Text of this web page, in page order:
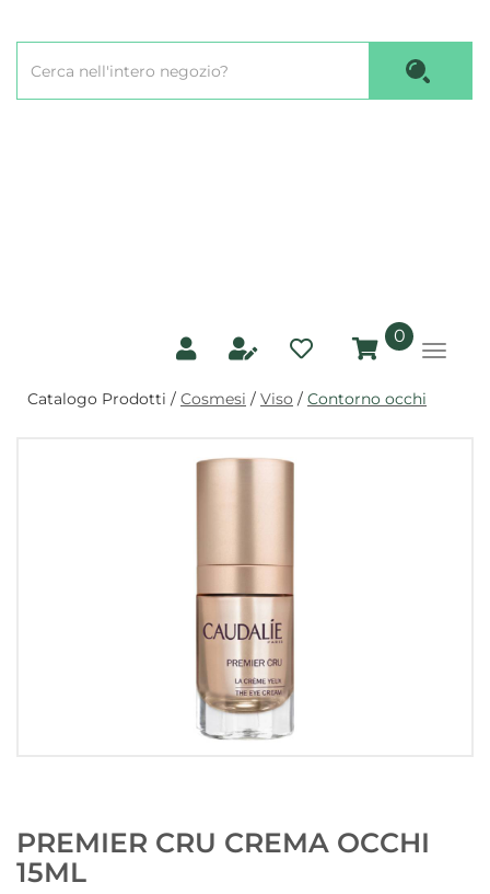
principale
Prodotto
0prodotti
inseriti
Catalogo Prodotti / Cosmesi / Viso / Contorno occhi
PREMIER CRU CREMA OCCHI
15ML